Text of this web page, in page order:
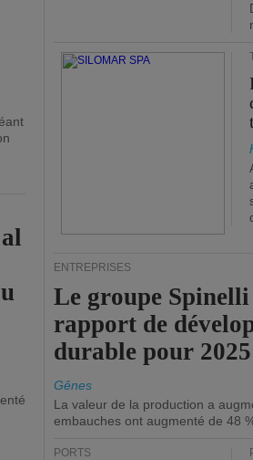
ENTREPRISES
Le groupe
rapport de
durable pour 2025
Gênes
La valeur de la production a
embauches ont augmenté de 48
PORTS